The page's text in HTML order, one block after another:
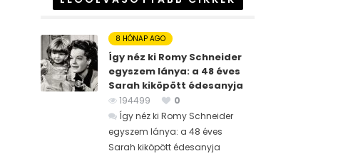
8 HÓNAP AGO
Így néz ki Romy Schneider
egyszem lánya: a 48 éves
Sarah kiköpött édesanyja
194499
0
Így néz ki Romy Schneider
egyszem lánya: a 48 éves
Sarah kiköpött édesanyja